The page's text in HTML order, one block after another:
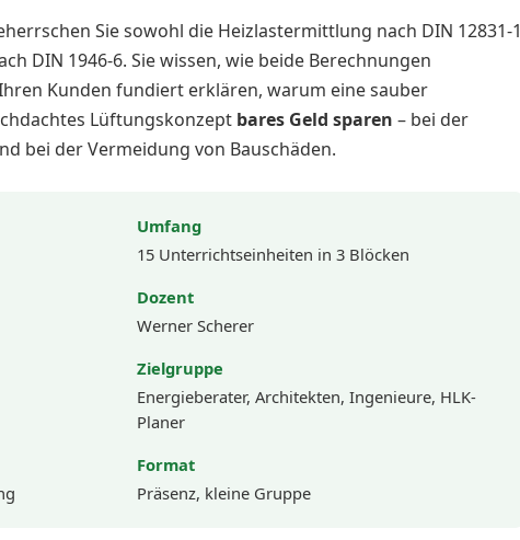
Sie sowohl die Heizlastermittlung nach DIN 12831-1
DIN 1946-6. Sie wissen, wie beide Berechnungen
Kunden fundiert erklären, warum eine sauber
Lüftungskonzept bares Geld sparen – bei der
bei der Vermeidung von Bauschäden.
Umfang
15 Unterrichtseinheiten in 3 Blöcken
Dozent
Werner Scherer
Zielgruppe
Energieberater, Architekten, Ingenieure, HLK-
Planer
Format
Präsenz, kleine Gruppe